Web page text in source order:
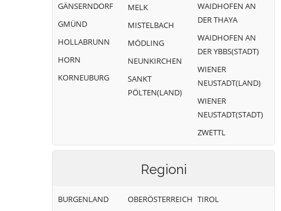
GÄNSERNDORF
GMÜND
HOLLABRUNN
HORN
KORNEUBURG
MELK
MISTELBACH
MÖDLING
NEUNKIRCHEN
SANKT
PÖLTEN(LAND)
WAIDHOFEN AN
DER THAYA
WAIDHOFEN AN
DER YBBS(STADT)
WIENER
NEUSTADT(LAND)
WIENER
NEUSTADT(STADT)
ZWETTL
Regioni
BURGENLAND
OBERÖSTERREICH TIROL